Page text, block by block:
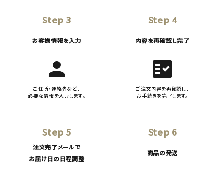
Step 3
お客様情報を入力
person
ご住所・連絡先など、
必要な情報を入力します。
Step 4
内容を再確認し完了
fact_check
ご注文内容を再確認し、
お手続きを完了します。
Step 5
注文完了メールで
お届け日の日程調整
Step 6
商品の発送